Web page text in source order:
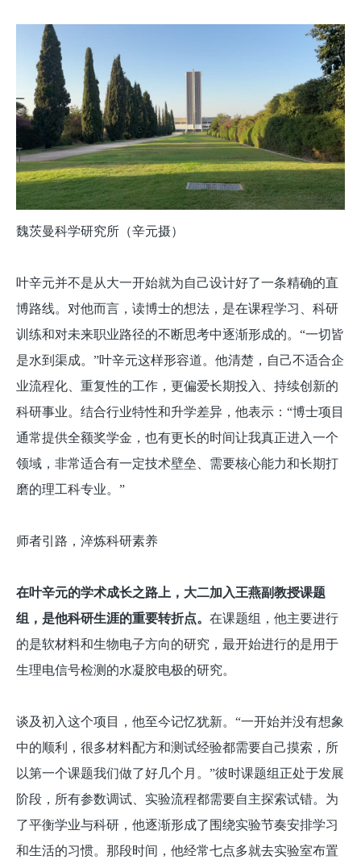
魏茨曼科学研究所（辛元摄）
叶辛元并不是从大一开始就为自己设计好了一条精确的直
博路线。对他而言，读博士的想法，是在课程学习、科研
训练和对未来职业路径的不断思考中逐渐形成的。“一切皆
是水到渠成。”叶辛元这样形容道。他清楚，自己不适合企
业流程化、重复性的工作，更偏爱长期投入、持续创新的
科研事业。结合行业特性和升学差异，他表示：“博士项目
通常提供全额奖学金，也有更长的时间让我真正进入一个
领域，非常适合有一定技术壁垒、需要核心能力和长期打
磨的理工科专业。”
师者引路，淬炼科研素养
在叶辛元的学术成长之路上，大二加入王燕副教授课题
组，是他科研生涯的重要转折点。 在课题组，他主要进行
的是软材料和生物电子方向的研究，最开始进行的是用于
生理电信号检测的水凝胶电极的研究。
谈及初入这个项目，他至今记忆犹新。“一开始并没有想象
中的顺利，很多材料配方和测试经验都需要自己摸索，所
以第一个课题我们做了好几个月。”彼时课题组正处于发展
阶段，所有参数调试、实验流程都需要自主探索试错。为
了平衡学业与科研，他逐渐形成了围绕实验节奏安排学习
和生活的习惯。那段时间，他经常七点多就去实验室布置